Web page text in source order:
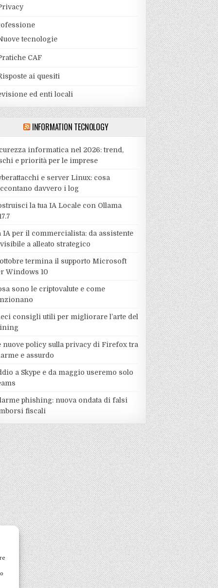
tecnologie
CAF
ai quesiti
ed enti locali
INFORMATION TECNOLOGY
informatica nel 2026: trend,
e priorità per le imprese
e server Linux: cosa
davvero i log
la tua IA Locale con Ollama
IA per il commercialista: da assistente
a alleato strategico
termina il supporto Microsoft
Windows 10
sono le criptovalute e come
consigli utili per migliorare l’arte del
nuove policy sulla privacy di Firefox tra
e assurdo
a Skype e da maggio useremo solo
phishing: nuova ondata di falsi
fiscali